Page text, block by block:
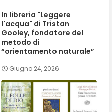
In libreria "Leggere
l'acqua" di Tristan
Gooley, fondatore del
metodo di
“orientamento naturale”
Giugno 24, 2026